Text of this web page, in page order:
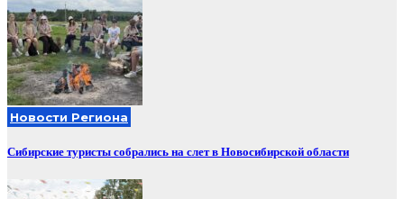
Новости Региона
Сибирские туристы собрались на слет в Новосибирской области